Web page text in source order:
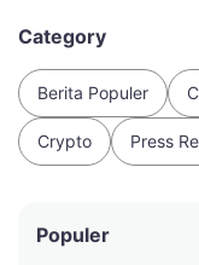
Category
Berita Populer
Crypto Press
Populer